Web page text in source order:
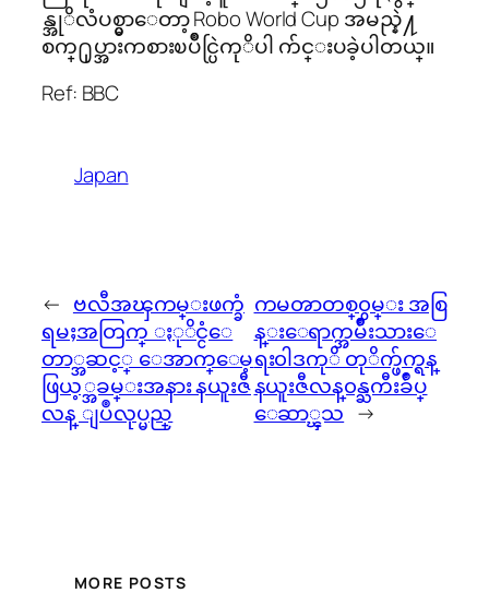
န္အုိလံပစ္မွာေတာ့ Robo World Cup အမည္နဲ႔
စက္႐ုပ္အားကစားၿပိဳင္ပြဲကုိပါ က်င္းပခဲ့ပါတယ္။
Ref: BBC
Japan
← ဗလီအၾကမ္းဖက္ခံ
ရမႈအတြက္ ႏုိင္ငံေ
တာ္အဆင့္ ေအာက္ေမ့
ဖြယ့္အခမ္းအနား နယူးဇီ
လန္ ျပဳလုပ္မည္
ကမၻာတစ္၀ွမ္း အစြ
န္းေရာက္အမ်ိဳးသားေ
ရး၀ါဒကုိ တုိက္ဖ်က္ရန္
နယူးဇီလန္၀န္ႀကီးခ်ဳပ္
ေဆာ္ၾသ →
MORE POSTS